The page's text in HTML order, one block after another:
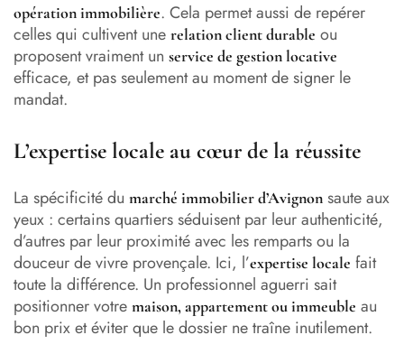
opération immobilière. Cela permet aussi de repérer
celles qui cultivent une relation client durable ou
proposent vraiment un service de gestion locative
efficace, et pas seulement au moment de signer le
mandat.
L’expertise locale au cœur de la réussite
La spécificité du marché immobilier d’Avignon saute aux
yeux : certains quartiers séduisent par leur authenticité,
d’autres par leur proximité avec les remparts ou la
douceur de vivre provençale. Ici, l’expertise locale fait
toute la différence. Un professionnel aguerri sait
positionner votre maison, appartement ou immeuble au
bon prix et éviter que le dossier ne traîne inutilement.